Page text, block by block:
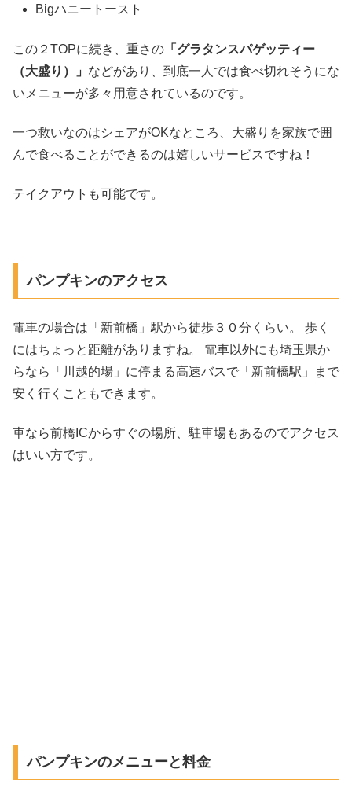
Bigハニートースト
この２TOPに続き、重さの 「グラタンスパゲッティー
（大盛り）」 などがあり、到底一人では食べ切れそうにな
いメニューが多々用意されているのです。
一つ救いなのはシェアがOKなところ、大盛りを家族で囲
んで食べることができるのは嬉しいサービスですね！
テイクアウトも可能です。
パンプキンのアクセス
電車の場合は「新前橋」駅から徒歩３０分くらい。 歩く
にはちょっと距離がありますね。 電車以外にも埼玉県か
らなら「川越的場」に停まる高速バスで「新前橋駅」まで
安く行くこともできます。
車なら前橋ICからすぐの場所、駐車場もあるのでアクセス
はいい方です。
パンプキンのメニューと料金